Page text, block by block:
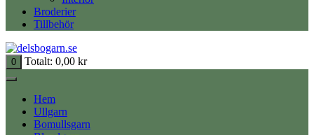
Broderier
Tillbehör
0 Totalt: 0,00 kr
Hem
Ullgarn
Bomullsgarn